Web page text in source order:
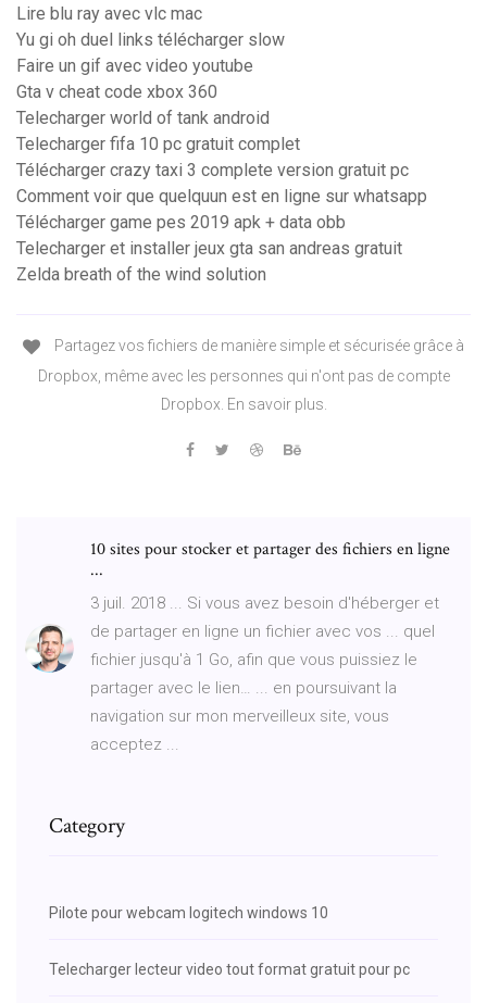
Lire blu ray avec vlc mac
Yu gi oh duel links télécharger slow
Faire un gif avec video youtube
Gta v cheat code xbox 360
Telecharger world of tank android
Telecharger fifa 10 pc gratuit complet
Télécharger crazy taxi 3 complete version gratuit pc
Comment voir que quelquun est en ligne sur whatsapp
Télécharger game pes 2019 apk + data obb
Telecharger et installer jeux gta san andreas gratuit
Zelda breath of the wind solution
Partagez vos fichiers de manière simple et sécurisée grâce à
Dropbox, même avec les personnes qui n'ont pas de compte
Dropbox. En savoir plus.
10 sites pour stocker et partager des fichiers en ligne
...
3 juil. 2018 ... Si vous avez besoin d'héberger et
de partager en ligne un fichier avec vos ... quel
fichier jusqu'à 1 Go, afin que vous puissiez le
partager avec le lien… ... en poursuivant la
navigation sur mon merveilleux site, vous
acceptez ...
Category
Pilote pour webcam logitech windows 10
Telecharger lecteur video tout format gratuit pour pc